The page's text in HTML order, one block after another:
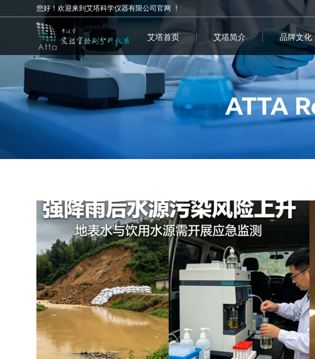
您好！欢迎来到艾塔科学仪器有限公司官网 ！
艾塔首页 艾塔简介 品牌文化